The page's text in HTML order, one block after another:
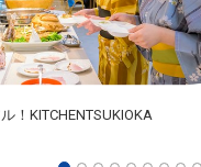
！KITCHENTSUKIOKA